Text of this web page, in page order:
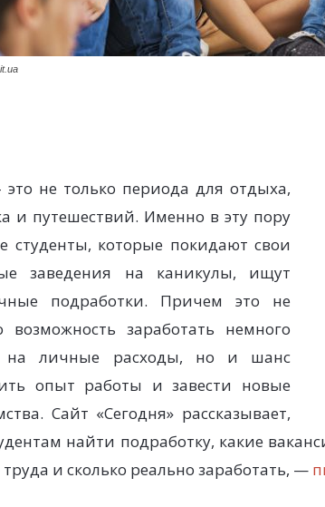
это не только периода для отдыха,
и путешествий. Именно в эту пору
студенты, которые покидают свои
заведения на каникулы, ищут
подработки. Причем это не
возможность заработать немного
на личные расходы, но и шанс
опыт работы и завести новые
Сайт «Сегодня» рассказывает,
найти подработку, какие
и сколько реально заработать, —